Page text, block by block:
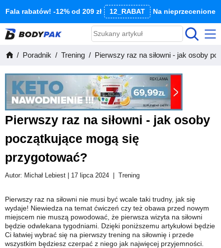
Fala rabatów! -12% od 209 zł 12_RABAT Na nieprzecenione
Poradnik Trening Pierwszy raz na siłowni - jak osoby
Pierwszy raz na siłowni - jak osoby
początkujące mogą się
przygotować?
Autor: Michał Lebiest | 17 lipca 2024 Trening
Pierwszy raz na siłowni nie musi być wcale taki trudny, jak się
wydaje! Niewiedza na temat ćwiczeń czy też obawa przed nowym
miejscem nie muszą powodować, że pierwsza wizyta na siłowni
będzie odwlekana tygodniami. Dzięki poniższemu artykułowi będzie
Ci łatwiej wybrać się na pierwszy trening na siłownię i przede
wszystkim będziesz czerpać z niego jak najwięcej przyjemności.